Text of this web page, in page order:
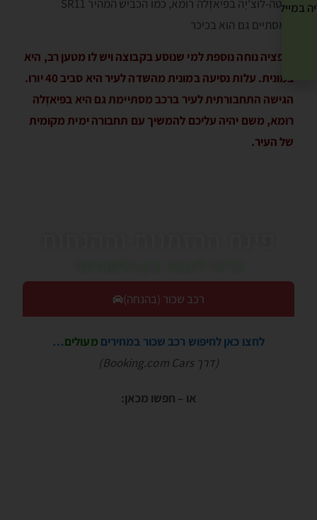
סנטה-לוצִ'יָה בפּיאזֶלה רומא, כמו הכביש המהיר SR11
שמסתיים גם הוא בכיכר
אופציה נוחה נוספת למי שנוסע בקבוצה ויש לו מטען רב, היא
במונית. עלות נסיעה במונית מהשדה לעיר היא סביב 40 יורו.
הגישה התחבורתית לעיר ברכב מסתיימת גם היא בפּיאזֶלה
רומא, משם יהיה עליכם להמשיך עם תחבורה ימית מקומית
של העיר.
רכב שכור (בהנחה)
לחצו כאן לחיפוש רכב שכור במחירים מעולים…
(דרך Booking.com Cars)
או – חפשו מכאן:
במייל שלך! »